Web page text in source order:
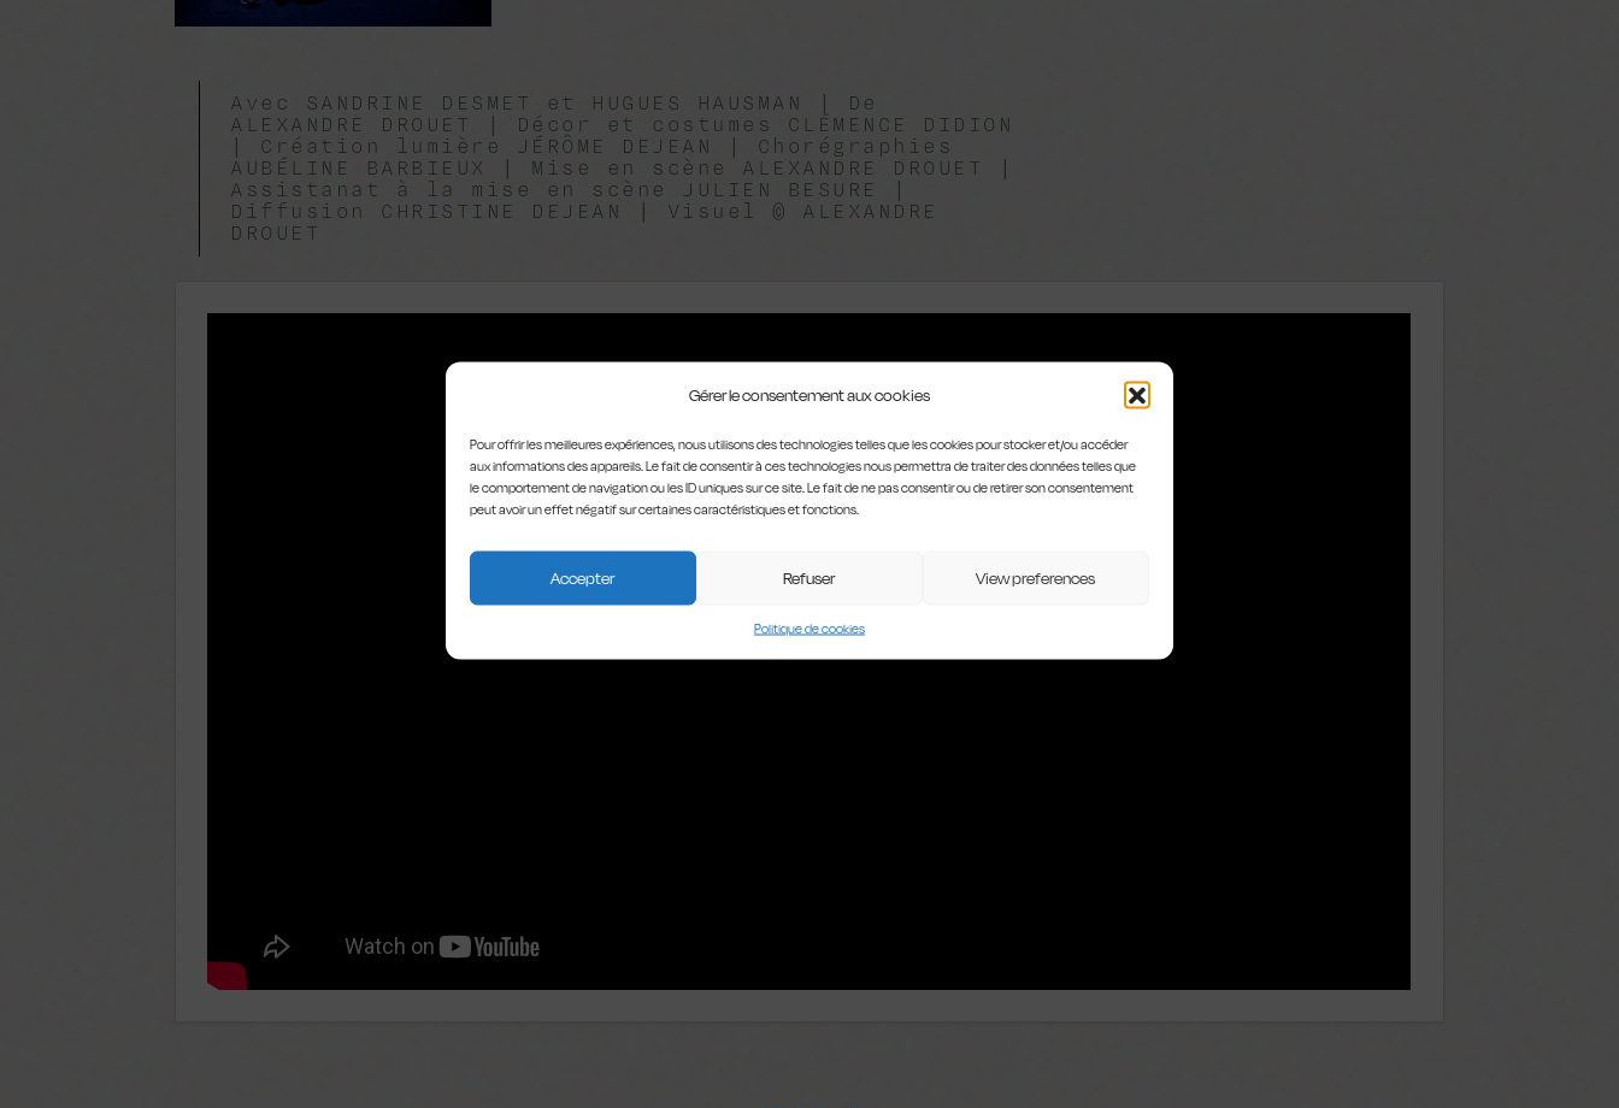
Gérer le consentement aux cookies
Pour offrir les meilleures expériences, nous utilisons des technologies telles que les cookies pour stocker et/ou accéder
aux informations des appareils. Le fait de consentir à ces technologies nous permettra de traiter des données telles que
le comportement de navigation ou les ID uniques sur ce site. Le fait de ne pas consentir ou de retirer son consentement
peut avoir un effet négatif sur certaines caractéristiques et fonctions.
Accepter Refuser View preferences
Politique de cookies
Avec SANDRINE DESMET et HUGUES HAUSMAN | De
ALEXANDRE DROUET | Décor et costumes CLÉMENCE DIDION
| Création lumière JÉRÔME DEJEAN | Chorégraphies
AUBÉLINE BARBIEUX | Mise en scène ALEXANDRE DROUET |
Assistanat à la mise en scène JULIEN BESURE |
Diffusion CHRISTINE DEJEAN | Visuel © ALEXANDRE
DROUET